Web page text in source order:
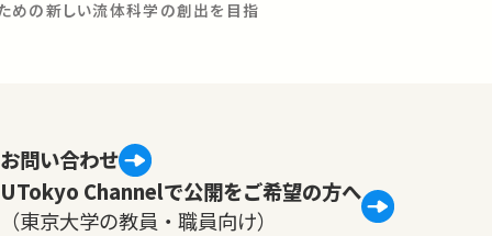
めの新しい流体科学の創出を目指
お問い合わせ
UTokyo Channelで公開をご希望の方へ
（東京大学の教員・職員向け）